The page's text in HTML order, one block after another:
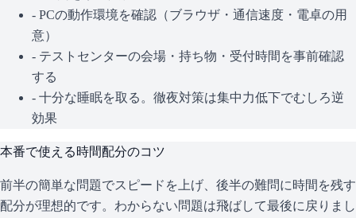
- PCの動作環境を確認（ブラウザ・通信速度・電卓の用
意）
- テストセンターの会場・持ち物・受付時間を事前確認
する
- 十分な睡眠を取る。徹夜対策は集中力低下でむしろ逆
効果
本番で使える時間配分のコツ
前半の簡単な問題でスピードを上げ、後半の難問に時間を残す
配分が理想的です。わからない問題は飛ばして最後に戻りまし